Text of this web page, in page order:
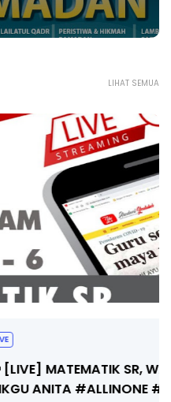
LIHAT SEMUA
TAHUN 6 OLEH
#141 #...